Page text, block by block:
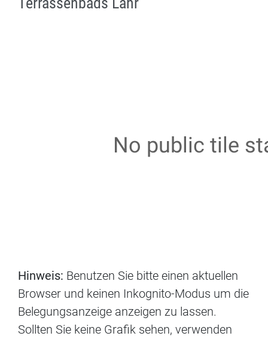
Hinweis: Benutzen Sie bitte einen aktuellen
Browser und keinen Inkognito-Modus um die
Belegungsanzeige anzeigen zu lassen.
Sollten Sie keine Grafik sehen, verwenden